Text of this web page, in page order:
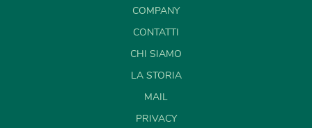
COMPANY
CONTATTI
CHI SIAMO
LA STORIA
MAIL
PRIVACY